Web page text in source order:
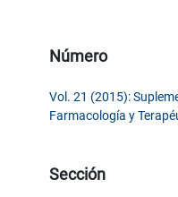
Número
Vol. 21 (2015):
Farmacología y
Sección